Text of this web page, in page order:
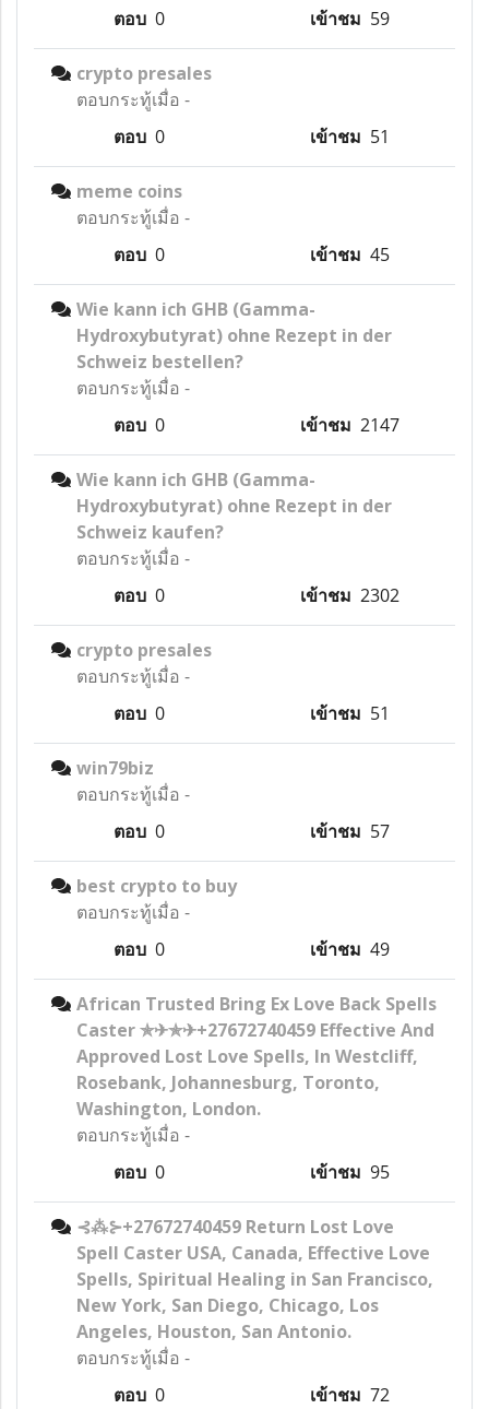
ตอบ 0 เข้าชม 59
crypto presales
ตอบกระทู้เมื่อ -
ตอบ 0 เข้าชม 51
meme coins
ตอบกระทู้เมื่อ -
ตอบ 0 เข้าชม 45
Wie kann ich GHB (Gamma-
Hydroxybutyrat) ohne Rezept in der
Schweiz bestellen?
ตอบกระทู้เมื่อ -
ตอบ 0 เข้าชม 2147
Wie kann ich GHB (Gamma-
Hydroxybutyrat) ohne Rezept in der
Schweiz kaufen?
ตอบกระทู้เมื่อ -
ตอบ 0 เข้าชม 2302
crypto presales
ตอบกระทู้เมื่อ -
ตอบ 0 เข้าชม 51
win79biz
ตอบกระทู้เมื่อ -
ตอบ 0 เข้าชม 57
best crypto to buy
ตอบกระทู้เมื่อ -
ตอบ 0 เข้าชม 49
African Trusted Bring Ex Love Back Spells
Caster ✯✈✯✈+27672740459 Effective And
Approved Lost Love Spells, In Westcliff,
Rosebank, Johannesburg, Toronto,
Washington, London.
ตอบกระทู้เมื่อ -
ตอบ 0 เข้าชม 95
⊰⁂⊱+27672740459 Return Lost Love
Spell Caster USA, Canada, Effective Love
Spells, Spiritual Healing in San Francisco,
New York, San Diego, Chicago, Los
Angeles, Houston, San Antonio.
ตอบกระทู้เมื่อ -
ตอบ 0 เข้าชม 72